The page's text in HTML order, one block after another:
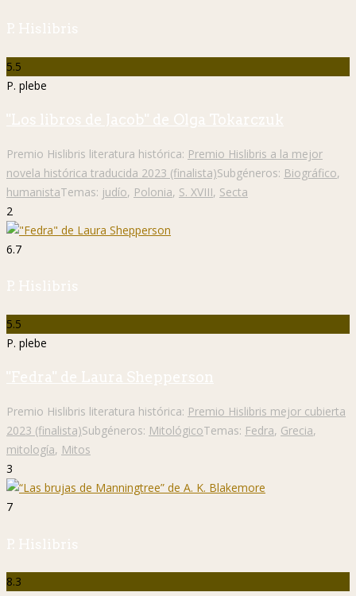
P. Hislibris
5.5
P. plebe
"Los libros de Jacob" de Olga Tokarczuk
Premio Hislibris literatura histórica: Premio Hislibris a la mejor
novela histórica traducida 2023 (finalista)Subgéneros: Biográfico,
humanistaTemas: judío, Polonia, S. XVIII, Secta
2
6.7
P. Hislibris
5.5
P. plebe
"Fedra" de Laura Shepperson
Premio Hislibris literatura histórica: Premio Hislibris mejor cubierta
2023 (finalista)Subgéneros: MitológicoTemas: Fedra, Grecia,
mitología, Mitos
3
7
P. Hislibris
8.3